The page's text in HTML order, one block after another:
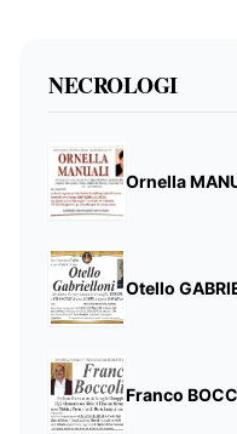
NECROLOGI
Ornella
Otello
Franco